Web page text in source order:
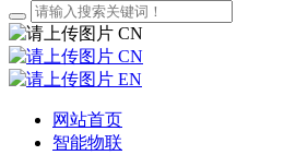
CN
CN
EN
网站首页
智能物联